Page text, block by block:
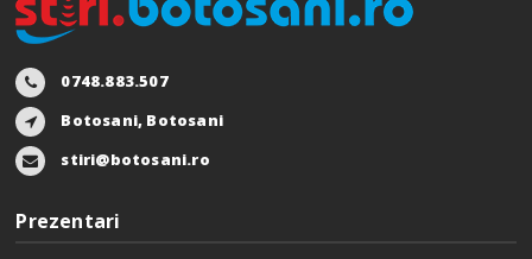
0748.883.507
Botosani, Botosani
stiri@botosani.ro
Prezentari